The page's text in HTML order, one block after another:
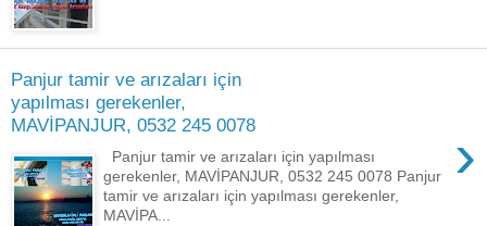
Panjur tamir ve arızaları için
yapılması gerekenler,
MAVİPANJUR, 0532 245 0078
›
Panjur tamir ve arızaları için yapılması
gerekenler, MAVİPANJUR, 0532 245 0078 Panjur
tamir ve arızaları için yapılması gerekenler,
MAVİPA...